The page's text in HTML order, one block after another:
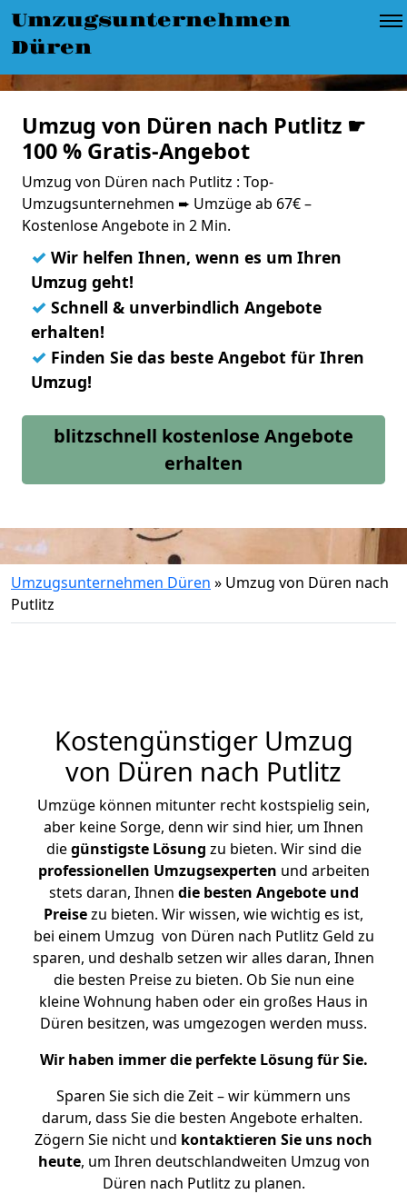
Umzugsunternehmen
Düren
Umzug von Düren nach Putlitz ☛
100 % Gratis-Angebot
Umzug von Düren nach Putlitz : Top-
Umzugsunternehmen ➨ Umzüge ab 67€ –
Kostenlose Angebote in 2 Min.
✓ Wir helfen Ihnen, wenn es um Ihren
Umzug geht!
✓ Schnell & unverbindlich Angebote
erhalten!
✓ Finden Sie das beste Angebot für Ihren
Umzug!
blitzschnell kostenlose Angebote
erhalten
Umzugsunternehmen Düren » Umzug von Düren nach
Putlitz
Kostengünstiger Umzug
von Düren nach Putlitz
Umzüge können mitunter recht kostspielig sein,
aber keine Sorge, denn wir sind hier, um Ihnen
diegünstigste Lösung zu bieten. Wir sind die
professionellen Umzugsexperten und arbeiten
stets daran, Ihnen die besten Angebote und
Preisezu bieten. Wir wissen, wie wichtig es ist,
bei einem Umzug von Düren nach Putlitz Geld zu
sparen, und deshalb setzen wir alles daran, Ihnen
die besten Preise zu bieten. Ob Sie nun eine
kleine Wohnung haben oder ein großes Haus in
Düren besitzen, was umgezogen werden muss.
Wir haben immer die perfekte Lösung für Sie.
Sparen Sie sich die Zeit – wir kümmern uns
darum, dass Sie die besten Angebote erhalten.
Zögern Sie nicht und kontaktieren Sie uns noch
heute, um Ihren deutschlandweiten Umzug von
Düren nach Putlitz zu planen.